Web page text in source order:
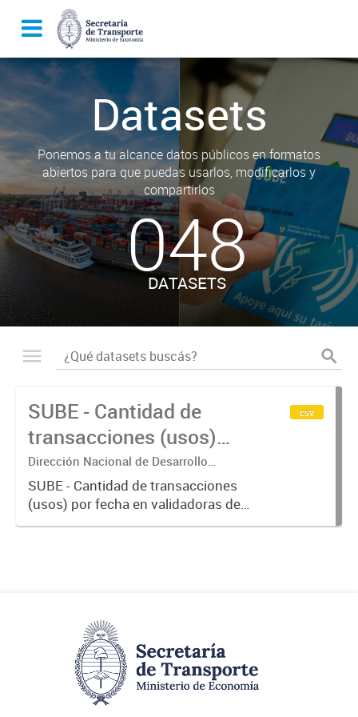
Datasets
Ponemos a tu alcance datos públicos en formatos
abiertos para que puedas usarlos, modificarlos y
compartirlos
048
DATASETS
SUBE - Cantidad de
transacciones (usos)
por fecha
Dirección Nacional de Desarrollo
Tecnológico - Ministerio de Transporte.
SUBE - Cantidad de transacciones
(usos) por fecha en validadoras de
la red SUBE.
csv